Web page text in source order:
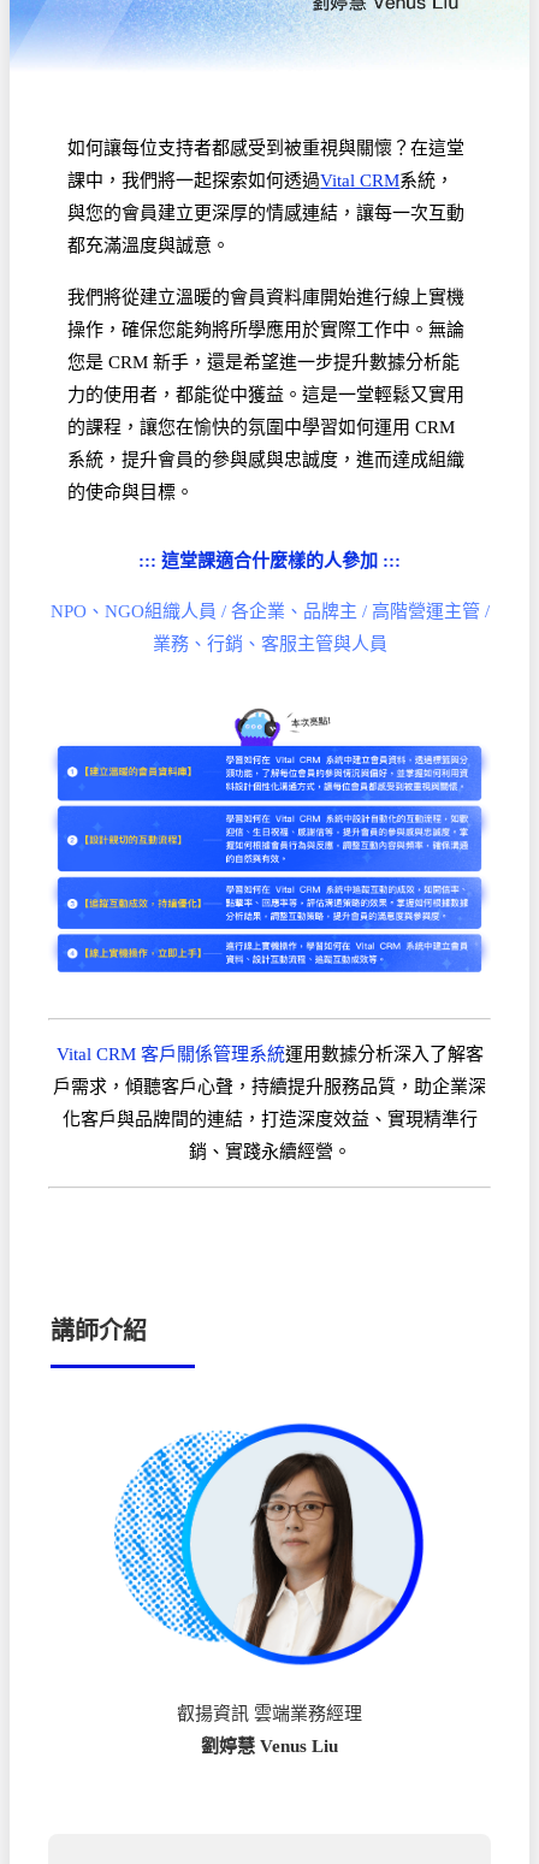
如何讓每位支持者都感受到被重視與關懷？在這堂
課中，我們將一起探索如何透過Vital CRM系統，
與您的會員建立更深厚的情感連結，讓每一次互動
都充滿溫度與誠意。
我們將從建立溫暖的會員資料庫開始進行線上實機
操作，確保您能夠將所學應用於實際工作中。無論
您是 CRM 新手，還是希望進一步提升數據分析能
力的使用者，都能從中獲益。這是一堂輕鬆又實用
的課程，讓您在愉快的氛圍中學習如何運用 CRM
系統，提升會員的參與感與忠誠度，進而達成組織
的使命與目標。
::: 這堂課適合什麼樣的人參加 :::
NPO、NGO組織人員 / 各企業、品牌主 / 高階營運主管 /
業務、行銷、客服主管與人員
Vital CRM 客戶關係管理系統運用數據分析深入了解客
戶需求，傾聽客戶心聲，持續提升服務品質，助企業深
化客戶與品牌間的連結，打造深度效益、實現精準行
銷、實踐永續經營。
講師介紹
叡揚資訊 雲端業務經理
劉婷慧 Venus Liu